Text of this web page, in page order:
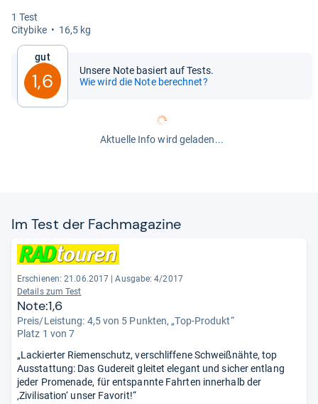
1 Test
City­bike
16,5 kg
Gut
1,6
Unsere Note basiert auf Tests.
Wie wird die Note berechnet?
Aktuelle Info wird geladen...
Im Test der Fach­ma­ga­zine
Erschienen: 21.06.2017
Ausgabe: 4/2017
Details zum Test
Note:1,6
Preis/Leistung: 4,5 von 5 Punkten, „Top-Produkt“
Platz 1 von 7
„Lackierter Riemenschutz, verschliffene Schweißnähte, top
Ausstattung: Das Gudereit gleitet elegant und sicher entlang
jeder Promenade, für entspannte Fahrten innerhalb der
‚Zivilisation‘ unser Favorit!“